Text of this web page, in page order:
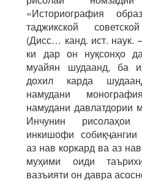
«Историография
таджикской
(Дисс… канд. ист.
ки дар он нуқсонҳо
муайян шудаанд, ба
дохил карда
намудани
намудани давлатдории
Инчунин рисолаҳои
инкишофи собиқҷангии
аз нав коркард ва аз
муҳими оиди
вазъияти он давра